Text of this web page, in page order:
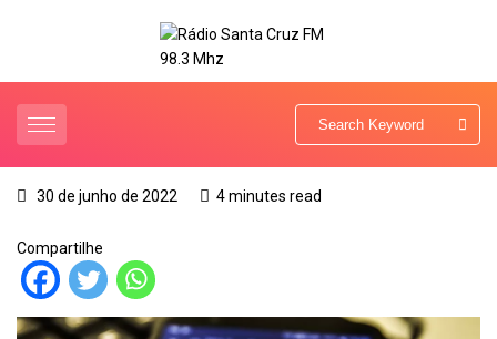
30 de junho de 2022 4 minutes read
Compartilhe